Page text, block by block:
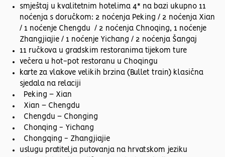
smještaj u kvalitetnim hotelima 4* na bazi ukupno 11
noćenja s doručkom: 2 noćenja Peking / 2 noćenja Xian
/ 1 noćenje Chengdu / 2 noćenja Chnoqing, 1 noćenje
Zhangjiajie / 1 noćenje Yichang / 2 noćenja Šangaj
11 ručkova u gradskim restoranima tijekom ture
večera u hot-pot restoranu u Choqingu
karte za vlakove velikih brzina (Bullet train) klasična
sjedala na relaciji
Peking – Xian
Xian – Chengdu
Chengdu – Chonging
Chonqing - Yichang
Chongqing - Zhangjiajie
uslugu pratitelja putovanja na hrvatskom jeziku